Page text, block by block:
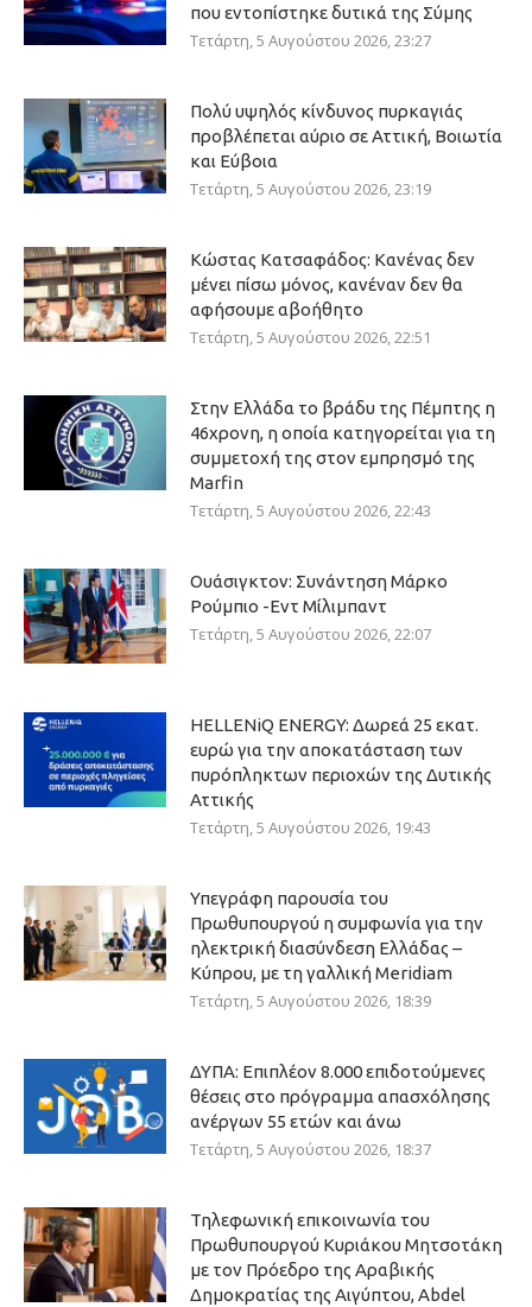
που εντοπίστηκε δυτικά της Σύμης
Τετάρτη, 5 Αυγούστου 2026, 23:27
Πολύ υψηλός κίνδυνος πυρκαγιάς
προβλέπεται αύριο σε Αττική, Βοιωτία
και Εύβοια
Τετάρτη, 5 Αυγούστου 2026, 23:19
Κώστας Κατσαφάδος: Κανένας δεν
μένει πίσω μόνος, κανέναν δεν θα
αφήσουμε αβοήθητο
Τετάρτη, 5 Αυγούστου 2026, 22:51
Στην Ελλάδα το βράδυ της Πέμπτης η
46χρονη, η οποία κατηγορείται για τη
συμμετοχή της στον εμπρησμό της
Marfin
Τετάρτη, 5 Αυγούστου 2026, 22:43
Ουάσιγκτον: Συνάντηση Μάρκο
Ρούμπιο -Εντ Μίλιμπαντ
Τετάρτη, 5 Αυγούστου 2026, 22:07
HELLENiQ ENERGY: Δωρεά 25 εκατ.
ευρώ για την αποκατάσταση των
πυρόπληκτων περιοχών της Δυτικής
Αττικής
Τετάρτη, 5 Αυγούστου 2026, 19:43
Υπεγράφη παρουσία του
Πρωθυπουργού η συμφωνία για την
ηλεκτρική διασύνδεση Ελλάδας –
Κύπρου, με τη γαλλική Meridiam
Τετάρτη, 5 Αυγούστου 2026, 18:39
ΔΥΠΑ: Επιπλέον 8.000 επιδοτούμενες
θέσεις στο πρόγραμμα απασχόλησης
ανέργων 55 ετών και άνω
Τετάρτη, 5 Αυγούστου 2026, 18:37
Τηλεφωνική επικοινωνία του
Πρωθυπουργού Κυριάκου Μητσοτάκη
με τον Πρόεδρο της Αραβικής
Δημοκρατίας της Αιγύπτου, Abdel